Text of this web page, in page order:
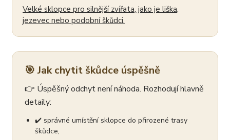
Velké sklopce pro silnější zvířata, jako je liška,
jezevec nebo podobní škůdci.
🎯 Jak chytit škůdce úspěšně
👉 Úspěšný odchyt není náhoda. Rozhodují hlavně
detaily:
✔️ správné umístění sklopce do přirozené trasy
škůdce,